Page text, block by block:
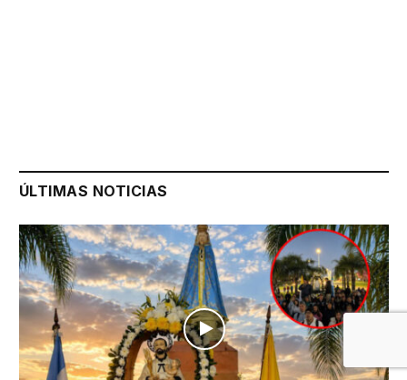
ÚLTIMAS NOTICIAS